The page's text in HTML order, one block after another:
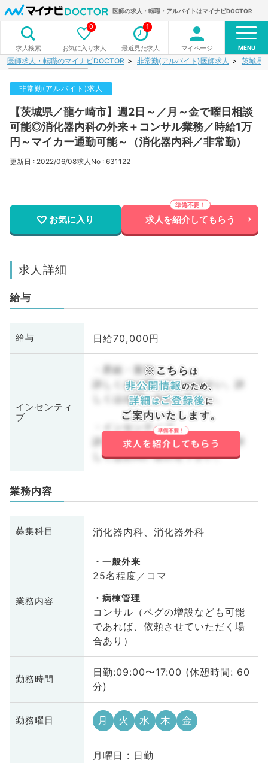
医師の求人・転職・アルバイトはマイナビDOCTOR
求人検索 お気に入り求人
0
最近見た求人
1
マイページ MENU
医師求人・転職のマイナビDOCTOR 非常勤(アルバイト)医師求人 茨城県
非常勤(アルバイト)求人
【茨城県／龍ケ崎市】週2日～／月～金で曜日相談
可能◎消化器内科の外来＋コンサル業務／時給1万
円～マイカー通勤可能～（消化器内科／非常勤）
更新日 : 2022/06/08求人No : 631122
お気に入り 求人を紹介してもらう
求人詳細
給与
給与 日給70,000円
インセンティ
ブ
・昇給・賞与
詳しくはお問い合わせ下さい。詳
しくはお問い合わせ下さい。
・インセンティブ
詳しくはお問い合わせ下さい。詳
しくはお問い合わせ下さい。
業務内容
募集科目 消化器内科、消化器外科
業務内容
一般外来
25名程度／コマ
病棟管理
コンサル（ペグの増設なども可能
であれば、依頼させていただく場
合あり）
勤務時間
日勤:09:00〜17:00 (休憩時間: 60
分)
勤務曜日 月 火 水 木 金
月曜日 : 日勤